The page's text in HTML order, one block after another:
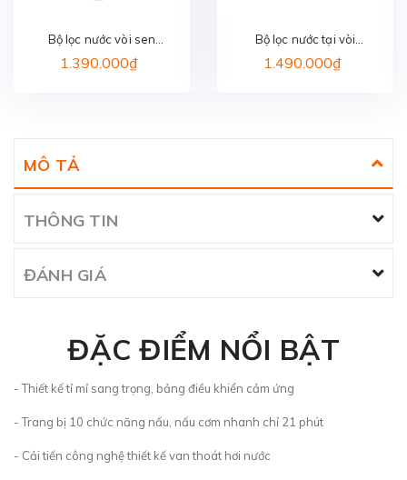
Bộ lọc nước vòi sen
PHILIPS AWP1775WH/74
1.390.000₫
Bộ lọc nước tại vòi
PHILIPS AWP3705P1/97
1.490.000₫
MÔ TẢ
THÔNG TIN
ĐÁNH GIÁ
ĐẶC ĐIỂM NỔI BẬT
- Thiết kế tỉ mỉ sang trọng, bảng điều khiển cảm ứng
- Trang bị 10 chức năng nấu, nấu cơm nhanh chỉ 21 phút
- Cải tiến công nghệ thiết kế van thoát hơi nước